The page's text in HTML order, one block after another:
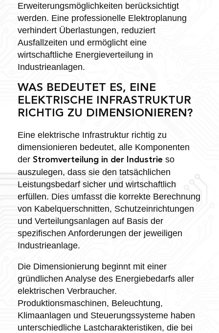
Erweiterungsmöglichkeiten berücksichtigt
werden. Eine professionelle Elektroplanung
verhindert Überlastungen, reduziert
Ausfallzeiten und ermöglicht eine
wirtschaftliche Energieverteilung in
Industrieanlagen.
WAS BEDEUTET ES, EINE
ELEKTRISCHE INFRASTRUKTUR
RICHTIG ZU DIMENSIONIEREN?
Eine elektrische Infrastruktur richtig zu
dimensionieren bedeutet, alle Komponenten
der Stromverteilung in der Industrieso
auszulegen, dass sie den tatsächlichen
Leistungsbedarf sicher und wirtschaftlich
erfüllen. Dies umfasst die korrekte Berechnung
von Kabelquerschnitten, Schutzeinrichtungen
und Verteilungsanlagen auf Basis der
spezifischen Anforderungen der jeweiligen
Industrieanlage.
Die Dimensionierung beginnt mit einer
gründlichen Analyse des Energiebedarfs aller
elektrischen Verbraucher.
Produktionsmaschinen, Beleuchtung,
Klimaanlagen und Steuerungssysteme haben
unterschiedliche Lastcharakteristiken, die bei